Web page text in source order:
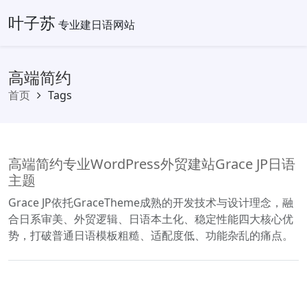
叶子苏 专业建日语网站
高端简约
首页 Tags
高端简约专业WordPress外贸建站Grace JP日语
主题
Grace JP依托GraceTheme成熟的开发技术与设计理念，融
合日系审美、外贸逻辑、日语本土化、稳定性能四大核心优
势，打破普通日语模板粗糙、适配度低、功能杂乱的痛点。